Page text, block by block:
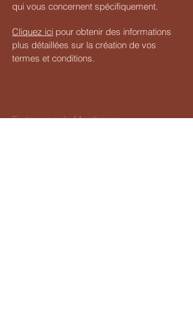
qui vous concernent spécifiquement.
Cliquez ici pour obtenir des informations
plus détaillées sur la création de vos
termes et conditions.
Forteresse de Montbazon